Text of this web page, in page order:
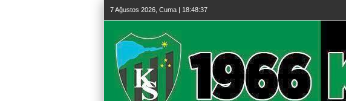
7 Ağustos 2026, Cuma | 18:48:38